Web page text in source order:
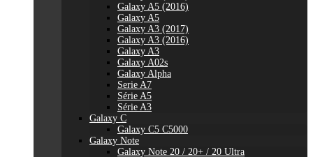
Galaxy A5 (2016)
Galaxy A5
Galaxy A3 (2017)
Galaxy A3 (2016)
Galaxy A3
Galaxy A02s
Galaxy Alpha
Serie A7
Série A5
Série A3
Galaxy C
Galaxy C5 C5000
Galaxy Note
Galaxy Note 20 / 20+ / 20 Ultra